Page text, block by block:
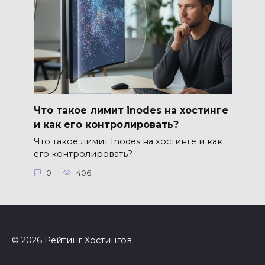
Что такое лимит inodes на хостинге
и как его контролировать?
Что такое лимит Inodes на хостинге и как
его контролировать?
0 406
© 2026 Рейтинг Хостингов